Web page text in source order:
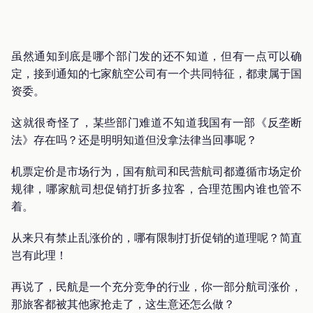
虽然通知到底是哪个部门发的还不知道，但有一点可以确
定，接到通知的七家航空公司有一个共同特征，都隶属于国
资委。
这就很奇怪了，某些部门难道不知道我国有一部《反垄断
法》存在吗？还是明明知道但没拿法律当回事呢？
机票定价是市场行为，国有航司和民营航司都遵循市场定价
规律，哪家航司想促销打折多拉客，合理范围内谁也管不
着。
从来只有禁止乱涨价的，哪有限制打折促销的道理呢？简直
岂有此理！
再说了，民航是一个充分竞争的行业，你一部分航司涨价，
那旅客都被其他家抢走了，这生意还怎么做？